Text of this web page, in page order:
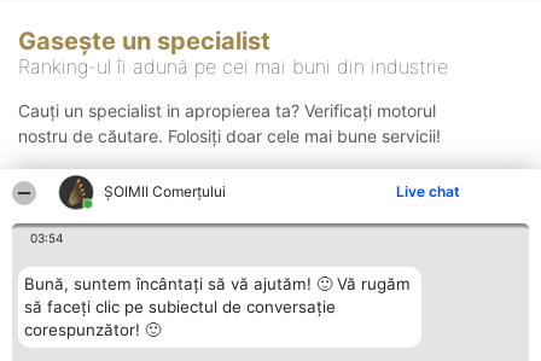
ȘOIMII Comerțului Live chat
03:54
Bună, suntem încântați să vă ajutăm! 🙂 Vă rugăm
să faceți clic pe subiectul de conversație
corespunzător! 🙂
Gasește un specialist
Ranking-ul îi adună pe cei mai buni din industrie
Cauți un specialist in apropierea ta? Verificați motorul
nostru de căutare. Folosiți doar cele mai bune servicii!